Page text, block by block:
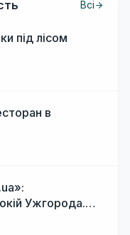
Всі
під лісом
в
Ужгорода.
кухня, затишок